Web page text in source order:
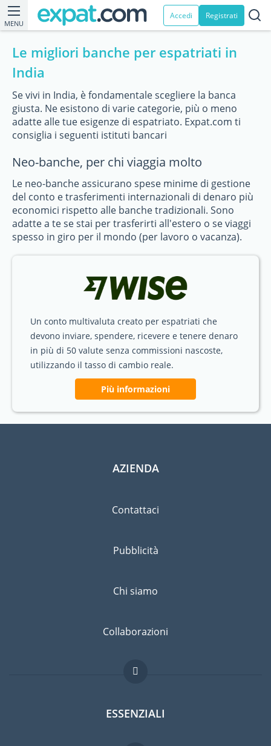
MENU
Accedi Registrati
Le migliori banche per espatriati in
India
Se vivi in India, è fondamentale scegliere la banca
giusta. Ne esistono di varie categorie, più o meno
adatte alle tue esigenze di espatriato. Expat.com ti
consiglia i seguenti istituti bancari
Neo-banche, per chi viaggia molto
Le neo-banche assicurano spese minime di gestione
del conto e trasferimenti internazionali di denaro più
economici rispetto alle banche tradizionali. Sono
adatte a te se stai per trasferirti all'estero o se viaggi
spesso in giro per il mondo (per lavoro o vacanza).
Un conto multivaluta creato per espatriati che
devono inviare, spendere, ricevere e tenere denaro
in più di 50 valute senza commissioni nascoste,
utilizzando il tasso di cambio reale.
Più informazioni
AZIENDA
Contattaci
Pubblicità
Chi siamo
Collaborazioni
ESSENZIALI